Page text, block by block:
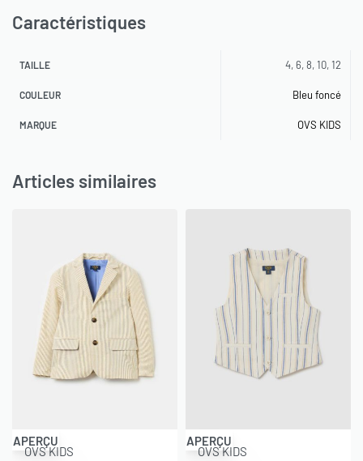
Caractéristiques
TAILLE 4, 6, 8, 10, 12
COULEUR Bleu foncé
MARQUE OVS KIDS
Articles similaires
-50% OFF
APERÇU
OVS KIDS
-30% OFF
APERÇU
OVS KIDS